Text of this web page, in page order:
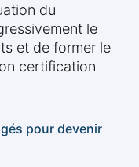
du
le
et de former le
certification
pour devenir